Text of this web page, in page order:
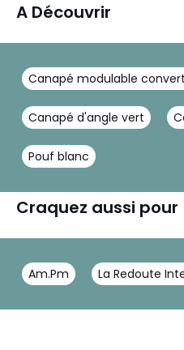
A Découvrir
Canapé modulable
Canapé d'angle vert
Pouf blanc
Craquez aussi pour
Am.Pm La Redoute